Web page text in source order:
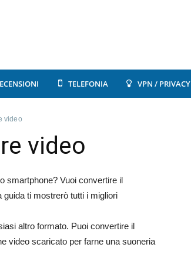
TELEFONIA VPN / PRIVACY
video
video
smartphone? Vuoi convertire il
ti mostrerò tutti i migliori
altro formato. Puoi convertire il
video scaricato per farne una suoneria